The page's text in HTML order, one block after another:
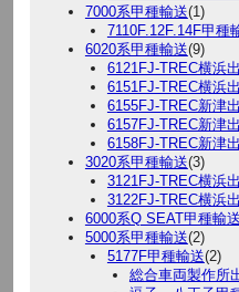
7000系甲種輸送(1)
7110F.12F.14F甲種
6020系甲種輸送(9)
6121FJ-TREC横浜
6151FJ-TREC横浜
6155FJ-TREC新津
6157FJ-TREC新津
6158FJ-TREC新津
3020系甲種輸送(3)
3121FJ-TREC横浜
3122FJ-TREC横浜
6000系Q SEAT甲種輸送
5000系甲種輸送(2)
5177F甲種輸送(2)
総合車両製作所